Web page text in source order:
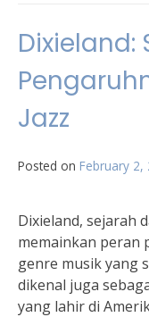
Dixieland:
Jazz
Posted on February 2,
Dixieland, sejarah
memainkan peran
genre musik yang
dikenal juga
yang lahir di